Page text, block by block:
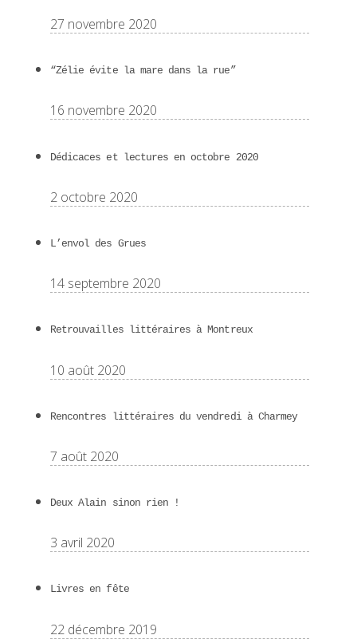
27 novembre 2020
“Zélie évite la mare dans la rue”
16 novembre 2020
Dédicaces et lectures en octobre 2020
2 octobre 2020
L’envol des Grues
14 septembre 2020
Retrouvailles littéraires à Montreux
10 août 2020
Rencontres littéraires du vendredi à Charmey
7 août 2020
Deux Alain sinon rien !
3 avril 2020
Livres en fête
22 décembre 2019